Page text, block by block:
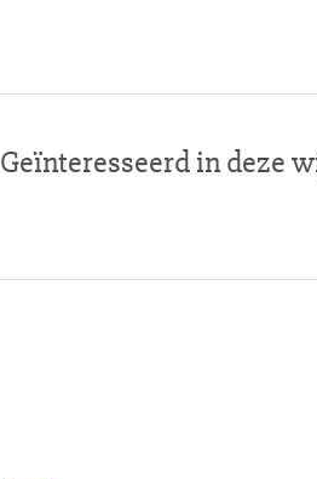
Geïnteresseerd in deze